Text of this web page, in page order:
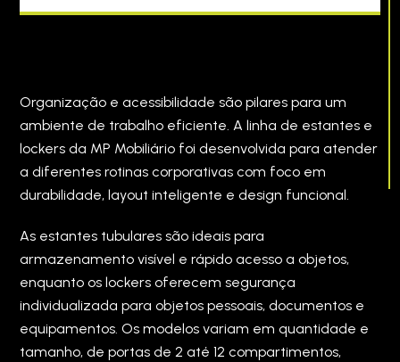
Organização e acessibilidade são pilares para um
ambiente de trabalho eficiente. A linha de estantes e
lockers da MP Mobiliário foi desenvolvida para atender
a diferentes rotinas corporativas com foco em
durabilidade, layout inteligente e design funcional.
As estantes tubulares são ideais para
armazenamento visível e rápido acesso a objetos,
enquanto os lockers oferecem segurança
individualizada para objetos pessoais, documentos e
equipamentos. Os modelos variam em quantidade e
tamanho, de portas de 2 até 12 compartimentos,